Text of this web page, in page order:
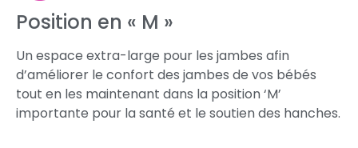
Position en « M »
Un espace extra-large pour les jambes afin
d’améliorer le confort des jambes de vos bébés
tout en les maintenant dans la position ‘M’
importante pour la santé et le soutien des hanches.